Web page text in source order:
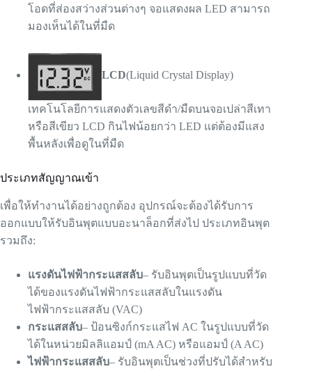
โอดที่ส่องสว่างส่วนต่างๆ จอแสดงผล LED สามารถ
มองเห็นได้ในที่มืด
LCD(Liquid Crystal Display)
เทคโนโลยีการแสดงตัวเลขสีดำ/มืดบนจอเปล่าสีเทา
หรือสีเขียว LCD กินไฟน้อยกว่า LED แต่ต้องมีแสง
พื้นหลังเพื่อดูในที่มืด
ประเภทสัญญาณเข้า
เพื่อให้ทำงานได้อย่างถูกต้อง อุปกรณ์จะต้องได้รับการ
ออกแบบให้รับอินพุตแบบอะนาล็อกที่ส่งไป ประเภทอินพุต
รวมถึง:
แรงดันไฟฟ้ากระแสสลับ– รับอินพุตเป็นรูปแบบที่วัด
ได้ของแรงดันไฟฟ้ากระแสสลับในแรงดัน
ไฟฟ้ากระแสสลับ (VAC)
กระแสสลับ– ป้อนซิงก์กระแสไฟ AC ในรูปแบบที่วัด
ได้ในหน่วยมิลลิแอมป์ (mA AC) หรือแอมป์ (A AC)
ไฟฟ้ากระแสสลับ– รับอินพุตเป็นช่วงที่ปรับได้สำหรับ